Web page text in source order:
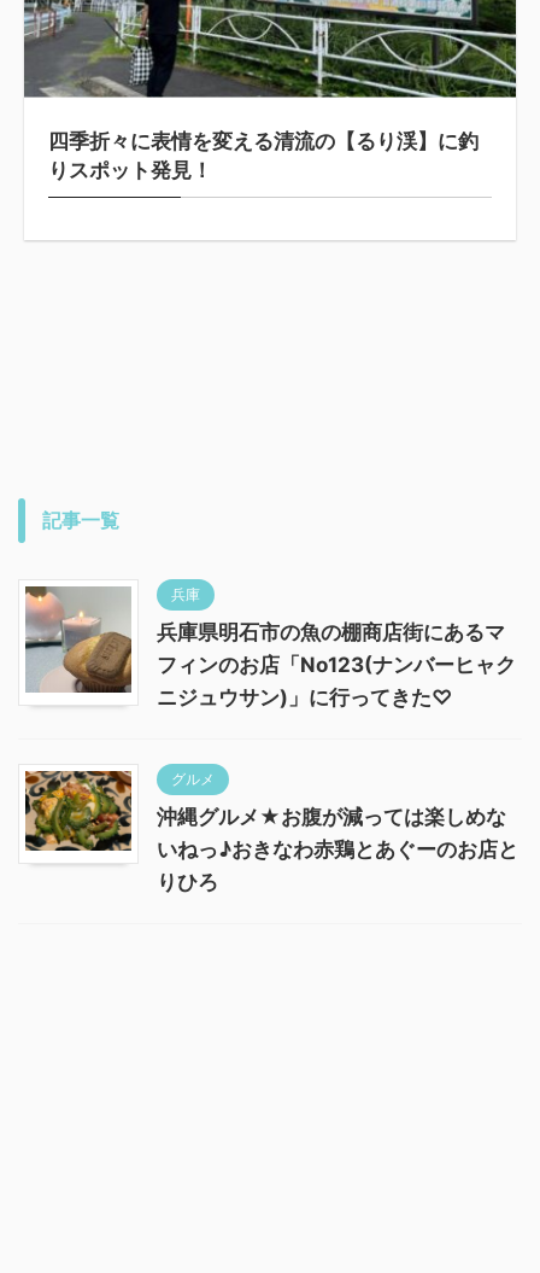
四季折々に表情を変える清流の【るり渓】に釣
りスポット発見！
記事一覧
兵庫
兵庫県明石市の魚の棚商店街にあるマ
フィンのお店「No123(ナンバーヒャク
ニジュウサン)」に行ってきた♡
グルメ
沖縄グルメ★お腹が減っては楽しめな
いねっ♪おきなわ赤鶏とあぐーのお店と
りひろ